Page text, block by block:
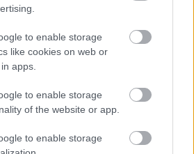
to enable storage
like cookies on web or
apps.
to enable storage
of the website or app.
to enable storage
II.: Mit jelent az 5. blokk új
a felülvizsgálat
a Liszt Ferenc repülőtér
lévő logisztikai bázis út- és